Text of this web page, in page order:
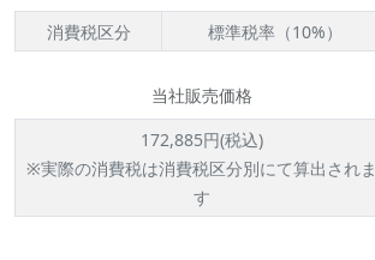
消費税区分
標準税率（10%）
当社販売価格
172,885円(税込)
※実際の消費税は消費税区分別にて算出されま
す